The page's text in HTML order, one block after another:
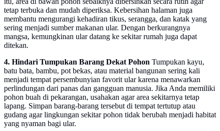
tetap terbuka dan mudah diperiksa. Kebersihan halaman juga
membantu mengurangi kehadiran tikus, serangga, dan katak yang
sering menjadi sumber makanan ular. Dengan berkurangnya
mangsa, kemungkinan ular datang ke sekitar rumah juga dapat
ditekan.
4. Hindari Tumpukan Barang Dekat Pohon Tumpukan kayu,
batu bata, bambu, pot bekas, atau material bangunan sering kali
menjadi tempat persembunyian favorit ular karena menawarkan
perlindungan dari panas dan gangguan manusia. Jika Anda memiliki
pohon buah di pekarangan, usahakan agar area sekitarnya tetap
lapang. Simpan barang-barang tersebut di tempat tertutup atau
gudang agar lingkungan sekitar pohon tidak berubah menjadi habitat
yang nyaman bagi ular.